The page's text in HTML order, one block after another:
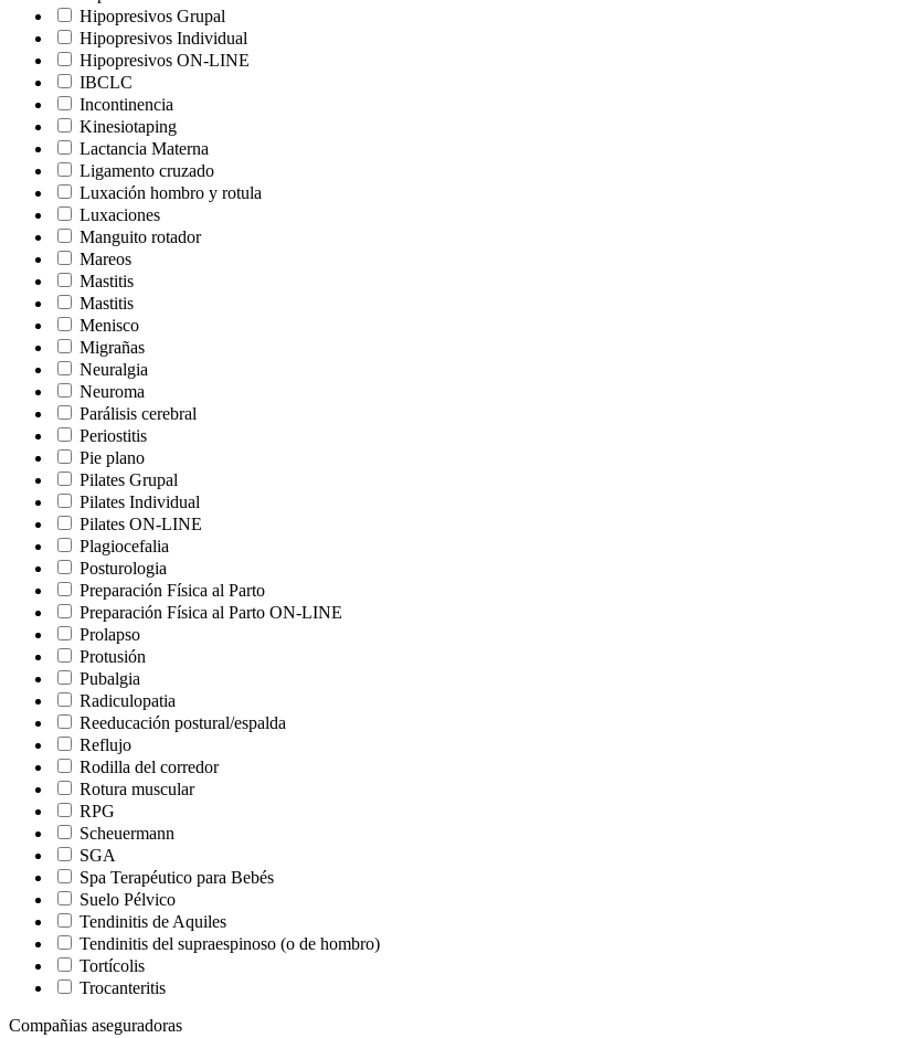
Hipopresivos Grupal
Hipopresivos Individual
Hipopresivos ON-LINE
IBCLC
Incontinencia
Kinesiotaping
Lactancia Materna
Ligamento cruzado
Luxación hombro y rotula
Luxaciones
Manguito rotador
Mareos
Mastitis
Mastitis
Menisco
Migrañas
Neuralgia
Neuroma
Parálisis cerebral
Periostitis
Pie plano
Pilates Grupal
Pilates Individual
Pilates ON-LINE
Plagiocefalia
Posturologia
Preparación Física al Parto
Preparación Física al Parto ON-LINE
Prolapso
Protusión
Pubalgia
Radiculopatia
Reeducación postural/espalda
Reflujo
Rodilla del corredor
Rotura muscular
RPG
Scheuermann
SGA
Spa Terapéutico para Bebés
Suelo Pélvico
Tendinitis de Aquiles
Tendinitis del supraespinoso (o de hombro)
Tortícolis
Trocanteritis
Compañias aseguradoras